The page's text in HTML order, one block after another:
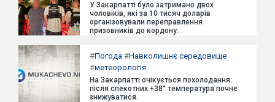
У Закарпатті було затримано двох
чоловіків, які за 10 тисяч доларів
організовували переправлення
призовників до кордону.
#Погода #Навколишнє середовище
#метеорологія
На Закарпатті очікується похолодання:
після спекотних +38° температура почне
знижуватися.